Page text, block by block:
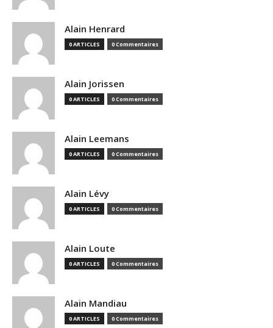
Alain Henrard
0 ARTICLES 0 Commentaires
Alain Jorissen
0 ARTICLES 0 Commentaires
Alain Leemans
0 ARTICLES 0 Commentaires
Alain Lévy
0 ARTICLES 0 Commentaires
Alain Loute
0 ARTICLES 0 Commentaires
Alain Mandiau
0 ARTICLES 0 Commentaires